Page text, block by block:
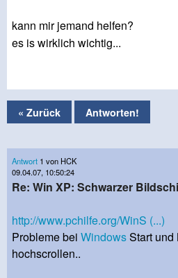
kann mir jemand helfen?
es is wirklich wichtig...
« Zurück Antworten!
Antwort 1 von HCK
09.04.07, 10:50:24
Re: Win XP: Schwarzer
http://www.pchilfe.org/WinS (...)
Probleme bei WindowsStart
hochscrollen..